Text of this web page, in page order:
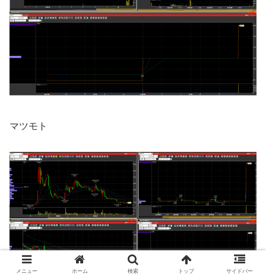
マツモト
メニュー ホーム 検索 トップ サイドバー